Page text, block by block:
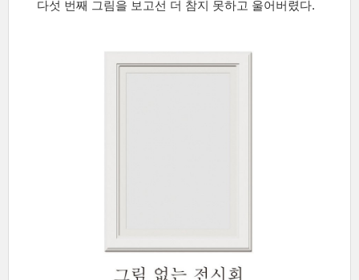
다섯 번째 그림을 보고선 더 참지 못하고 울어버렸다.